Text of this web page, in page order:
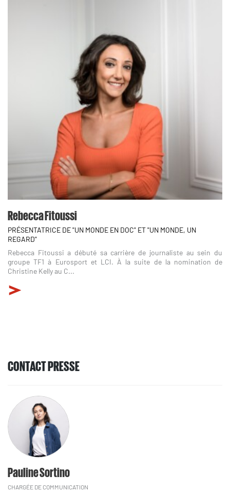
Rebecca Fitoussi
PRÉSENTATRICE DE "UN MONDE EN DOC" ET "UN MONDE, UN
REGARD"
Rebecca Fitoussi a débuté sa carrière de journaliste au sein du
groupe TF1 à Eurosport et LCI. À la suite de la nomination de
Christine Kelly au C...
CONTACT PRESSE
Pauline Sortino
CHARGÉE DE COMMUNICATION